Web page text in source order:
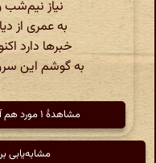
نیاز نیم‌شب
به عمری از
خبرها دارد
به گوشم این
مشاهدهٔ ۱ مورد هم آهنگ دیگر از ساغر کنگاوری
مشابه‌یابی